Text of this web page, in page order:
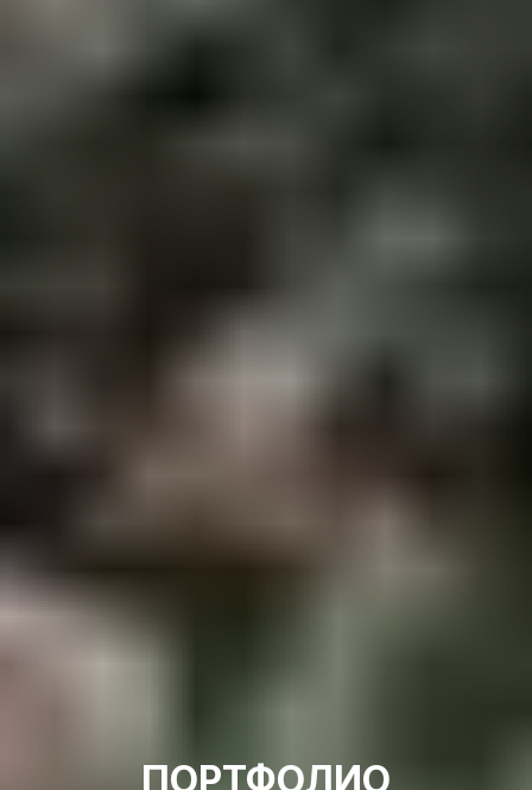
ПОРТФОЛИО